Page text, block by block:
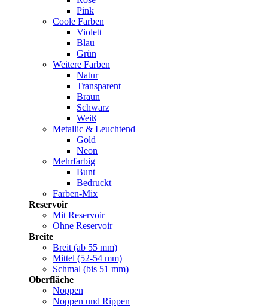
Pink
Coole Farben
Violett
Blau
Grün
Weitere Farben
Natur
Transparent
Braun
Schwarz
Weiß
Metallic & Leuchtend
Gold
Neon
Mehrfarbig
Bunt
Bedruckt
Farben-Mix
Reservoir
Mit Reservoir
Ohne Reservoir
Breite
Breit (ab 55 mm)
Mittel (52-54 mm)
Schmal (bis 51 mm)
Oberfläche
Noppen
Noppen und Rippen